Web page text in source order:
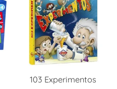
103 Experimentos